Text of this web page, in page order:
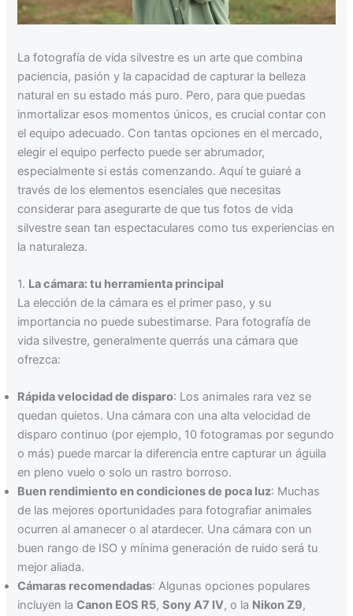
La fotografía de vida silvestre es un arte que combina
paciencia, pasión y la capacidad de capturar la belleza
natural en su estado más puro. Pero, para que puedas
inmortalizar esos momentos únicos, es crucial contar con
el equipo adecuado. Con tantas opciones en el mercado,
elegir el equipo perfecto puede ser abrumador,
especialmente si estás comenzando. Aquí te guiaré a
través de los elementos esenciales que necesitas
considerar para asegurarte de que tus fotos de vida
silvestre sean tan espectaculares como tus experiencias en
la naturaleza.
1. La cámara: tu herramienta principal
La elección de la cámara es el primer paso, y su
importancia no puede subestimarse. Para fotografía de
vida silvestre, generalmente querrás una cámara que
ofrezca:
Rápida velocidad de disparo: Los animales rara vez se
quedan quietos. Una cámara con una alta velocidad de
disparo continuo (por ejemplo, 10 fotogramas por segundo
o más) puede marcar la diferencia entre capturar un águila
en pleno vuelo o solo un rastro borroso.
Buen rendimiento en condiciones de poca luz: Muchas
de las mejores oportunidades para fotografiar animales
ocurren al amanecer o al atardecer. Una cámara con un
buen rango de ISO y mínima generación de ruido será tu
mejor aliada.
Cámaras recomendadas: Algunas opciones populares
incluyen laCanon EOS R5,Sony A7 IV, o la Nikon Z9,